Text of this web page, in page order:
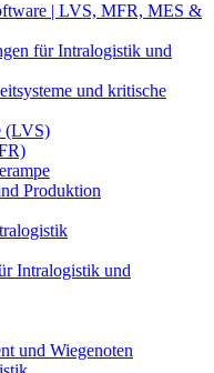
| LVS, MFR, MES &
für Intralogistik und
und kritische
(LVS)
Produktion
Intralogistik und
und Wiegenoten